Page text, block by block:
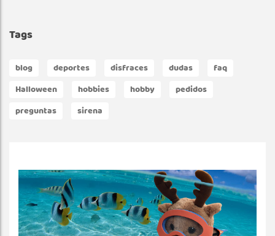
Tags
blog deportes disfraces dudas
faq
Halloween
hobbies hobby
pedidos
preguntas
sirena